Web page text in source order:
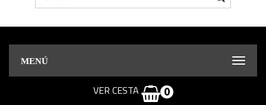
MENÚ
VER CESTA 0